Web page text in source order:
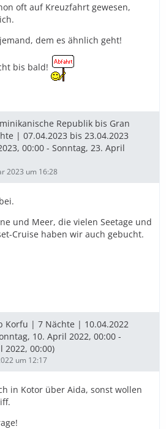
oft auf Kreuzfahrt gewesen,
dem es ähnlich geht!
bis bald!
Republik bis Gran
| 07.04.2023 bis 23.04.2023
00:00 - Sonntag, 23. April
2023 um 16:28
und Meer, die vielen Seetage und
Cruise haben wir auch gebucht.
Korfu | 7 Nächte | 10.04.2022
10. April 2022, 00:00 -
2022, 00:00)
um 12:17
in Kotor über Aida, sonst wollen